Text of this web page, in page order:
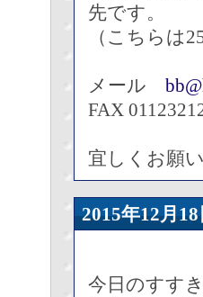
先です。
（こちらは
メール
FAX
宜しくお願
2015年12
今日のすす